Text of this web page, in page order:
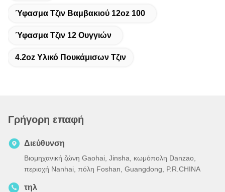
Ύφασμα Τζιν Βαμβακιού 12oz 100
Ύφασμα Τζιν 12 Ουγγιών
4.2oz Υλικό Πουκάμισων Τζιν
Γρήγορη επαφή
Διεύθυνση
Βιομηχανική ζώνη Gaohai, Jinsha, κωμόπολη Danzao,
περιοχή Nanhai, πόλη Foshan, Guangdong, P.R.CHINA
τηλ